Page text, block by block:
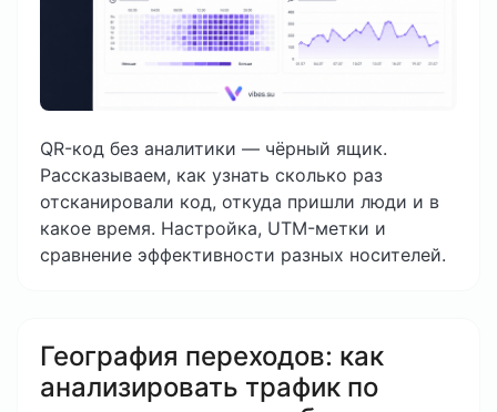
QR-код без аналитики — чёрный ящик.
Рассказываем, как узнать сколько раз
отсканировали код, откуда пришли люди и в
какое время. Настройка, UTM-метки и
сравнение эффективности разных носителей.
География переходов: как
анализировать трафик по